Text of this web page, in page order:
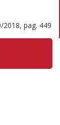
pag. 449